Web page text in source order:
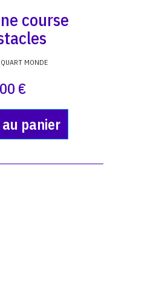
course
MONDE
€
panier